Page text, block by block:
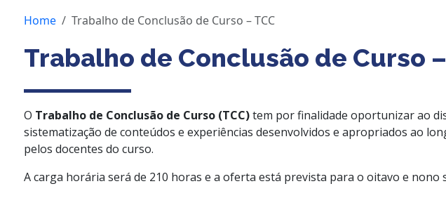
Home Trabalho de Conclusão de Curso – TCC
Trabalho de Conclusão de Curso –
O Trabalho de Conclusão de Curso (TCC)tem por finalidade oportunizar ao
sistematização de conteúdos e experiências desenvolvidos e apropriados ao
pelos docentes do curso.
A carga horária será de 210 horas e a oferta está prevista para o oitavo e nono